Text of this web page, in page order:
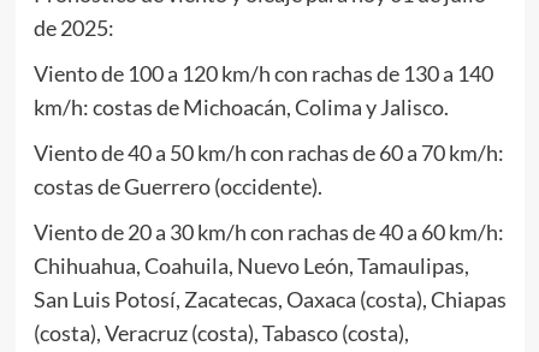
de 2025:
Viento de 100 a 120 km/h con rachas de 130 a 140
km/h: costas de Michoacán, Colima y Jalisco.
Viento de 40 a 50 km/h con rachas de 60 a 70 km/h:
costas de Guerrero (occidente).
Viento de 20 a 30 km/h con rachas de 40 a 60 km/h:
Chihuahua, Coahuila, Nuevo León, Tamaulipas,
San Luis Potosí, Zacatecas, Oaxaca (costa), Chiapas
(costa), Veracruz (costa), Tabasco (costa),